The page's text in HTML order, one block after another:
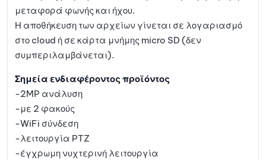
μεταφορά φωνής και ήχου.
Η αποθήκευση των αρχείων γίνεται σε λογαριασμό
στο cloud ή σε κάρτα μνήμης micro SD (δεν
συμπεριλαμβάνεται).
Σημεία ενδιαφέροντος προϊόντος
-2MP ανάλυση
-με 2 φακούς
-WiFi σύνδεση
-λειτουργία PTZ
-έγχρωμη νυχτερινή λειτουργία